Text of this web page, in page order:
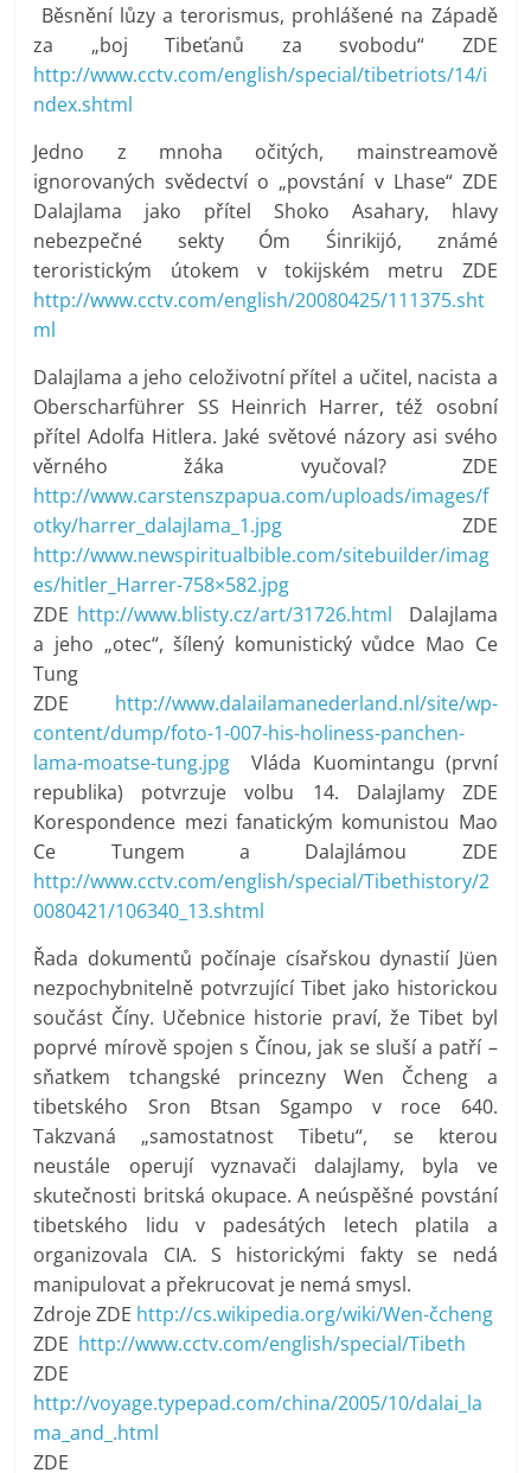
Běsnění lůzy a terorismus, prohlášené na Západě
za „boj Tibeťanů za svobodu“ ZDE
http://www.cctv.com/english/special/tibetriots/14/i
ndex.shtml
Jedno z mnoha očitých, mainstreamově
ignorovaných svědectví o „povstání v Lhase“ ZDE
Dalajlama jako přítel Shoko Asahary, hlavy
nebezpečné sekty Óm Śinrikijó, známé
teroristickým útokem v tokijském metru ZDE
http://www.cctv.com/english/20080425/111375.sht
ml
Dalajlama a jeho celoživotní přítel a učitel, nacista a
Oberscharführer SS Heinrich Harrer, též osobní
přítel Adolfa Hitlera. Jaké světové názory asi svého
věrného žáka vyučoval? ZDE
http://www.carstenszpapua.com/uploads/images/f
otky/harrer_dalajlama_1.jpg ZDE
http://www.newspiritualbible.com/sitebuilder/imag
es/hitler_Harrer-758×582.jpg
ZDE http://www.blisty.cz/art/31726.html Dalajlama
a jeho „otec“, šílený komunistický vůdce Mao Ce
Tung
ZDE http://www.dalailamanederland.nl/site/wp-
content/dump/foto-1-007-his-holiness-panchen-
lama-moatse-tung.jpg Vláda Kuomintangu (první
republika) potvrzuje volbu 14. Dalajlamy ZDE
Korespondence mezi fanatickým komunistou Mao
Ce Tungem a Dalajlámou ZDE
http://www.cctv.com/english/special/Tibethistory/2
0080421/106340_13.shtml
Řada dokumentů počínaje císařskou dynastií Jüen
nezpochybnitelně potvrzující Tibet jako historickou
součást Číny. Učebnice historie praví, že Tibet byl
poprvé mírově spojen s Čínou, jak se sluší a patří –
sňatkem tchangské princezny Wen Čcheng a
tibetského Sron Btsan Sgampo v roce 640.
Takzvaná „samostatnost Tibetu“, se kterou
neustále operují vyznavači dalajlamy, byla ve
skutečnosti britská okupace. A neúspěšné povstání
tibetského lidu v padesátých letech platila a
organizovala CIA. S historickými fakty se nedá
manipulovat a překrucovat je nemá smysl.
Zdroje ZDE http://cs.wikipedia.org/wiki/Wen-čcheng
ZDE http://www.cctv.com/english/special/Tibeth
ZDE
http://voyage.typepad.com/china/2005/10/dalai_la
ma_and_.html
ZDE